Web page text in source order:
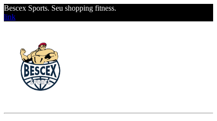
Bescex Sports. Seu shopping fitness.
link